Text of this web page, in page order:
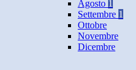
Agosto 1
Settembre 1
Ottobre
Novembre
Dicembre